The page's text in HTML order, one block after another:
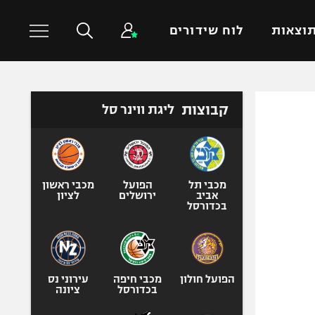
תוצאות לוח שידורים
כדורסל עולמי ענפים נוספים
כדוריד
שחייה
אגרוף
ספורט אולימפי
UFC
קבוצות ליגת ווינר סל
מכבי תל
אביב
בכדורסל
הפועל
ירושלים
מכבי ראשון
לציון
הפועל חולון
מכבי חיפה
בכדורסל
עירוני נס
ציונה